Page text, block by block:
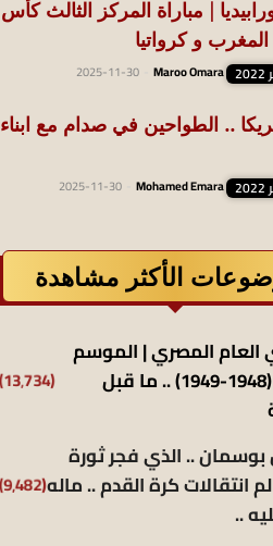
| مباراة المركز الثالث كأس
Maroo Omara
2025-11-30
.. الطواحين في صدام مع ابناء
Mohamed Emara
2025-11-30
الأكثر مشاهدة
العام المصري | الموسم
الأول (1948-1949) .. ما قبل
(13٬734)
بوسمان .. الذي فجر ثورة
انتقالات كرة القدم .. ماله
..
(9٬482)